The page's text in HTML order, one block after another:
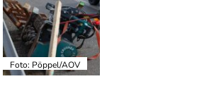
Foto: Pöppel/AOV